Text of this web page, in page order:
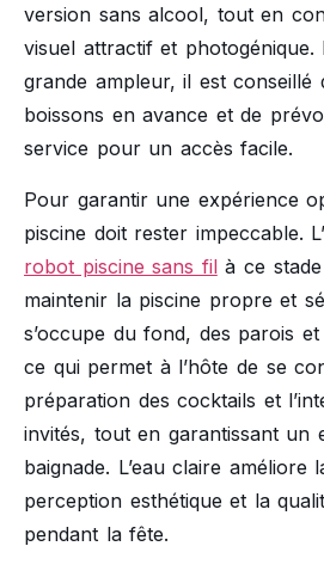
version sans alcool, tout en
visuel attractif et photogénique.
grande ampleur, il est conseillé
boissons en avance et de
service pour un accès facile.
Pour garantir une expérience
piscine doit rester impeccable.
robot piscine sans filà ce stade
maintenir la piscine propre et
s’occupe du fond, des parois et
ce qui permet à l’hôte de se
préparation des cocktails et
invités, tout en garantissant un
baignade. L’eau claire améliore
perception esthétique et la
pendant la fête.